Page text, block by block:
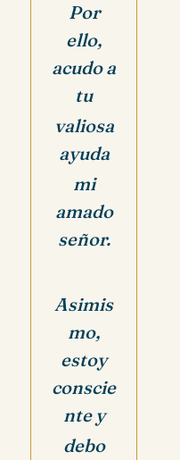
Por
ello,
acudo a
tu
valiosa
ayuda
mi
amado
señor.
Asimis
mo,
estoy
conscie
nte y
debo